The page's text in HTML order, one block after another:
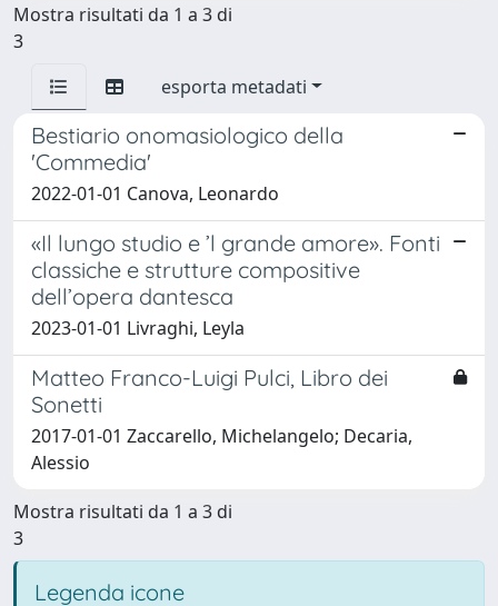
Mostra risultati da 1 a 3 di
3
esporta metadati
Bestiario onomasiologico della
'Commedia'
2022-01-01 Canova, Leonardo
«Il lungo studio e ’l grande amore». Fonti
classiche e strutture compositive
dell’opera dantesca
2023-01-01 Livraghi, Leyla
Matteo Franco-Luigi Pulci, Libro dei
Sonetti
2017-01-01 Zaccarello, Michelangelo; Decaria,
Alessio
Mostra risultati da 1 a 3 di
3
Legenda icone